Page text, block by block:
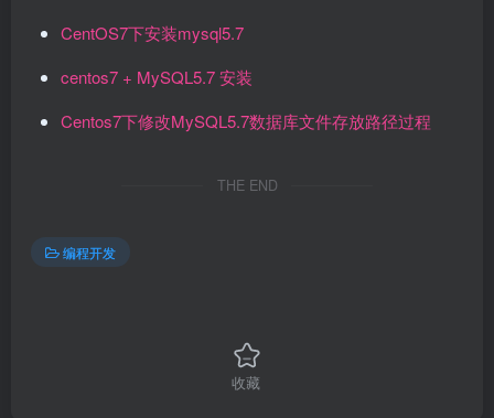
CentOS7下安装mysql5.7
centos7 + MySQL5.7 安装
Centos7下修改MySQL5.7数据库文件存放路径过程
THE END
编程开发
收藏